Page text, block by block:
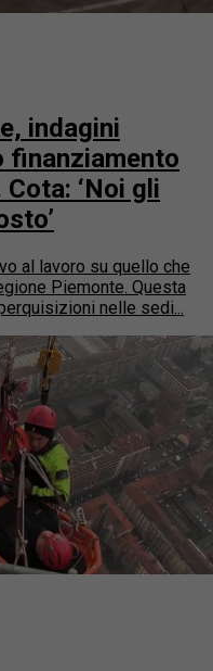
indagini
finanziamento
‘Noi gli
al lavoro su quello che
Piemonte. Questa
nelle sedi...